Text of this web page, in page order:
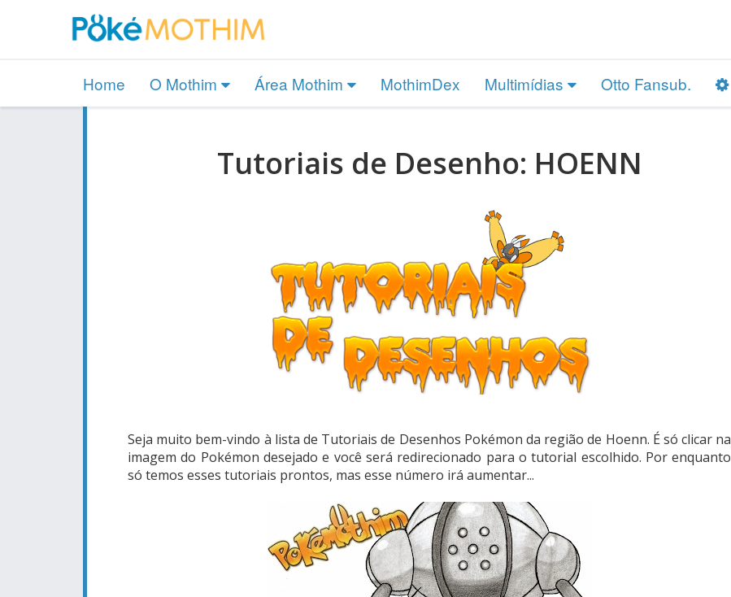
Home O Mothim Área Mothim MothimDex Multimídias Otto Fansub.
Tutoriais de Desenho: HOENN
Seja muito bem-vindo à lista de Tutoriais de Desenhos Pokémon da região de Hoenn. É só clicar na
imagem do Pokémon desejado e você será redirecionado para o tutorial escolhido. Por enquanto
só temos esses tutoriais prontos, mas esse número irá aumentar...